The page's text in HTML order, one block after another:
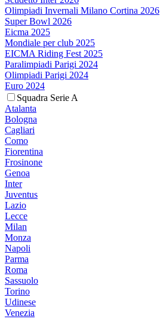
Olimpiadi Invernali Milano Cortina 2026
Super Bowl 2026
Eicma 2025
Mondiale per club 2025
EICMA Riding Fest 2025
Paralimpiadi Parigi 2024
Olimpiadi Parigi 2024
Euro 2024
Squadra Serie A
Atalanta
Bologna
Cagliari
Como
Fiorentina
Frosinone
Genoa
Inter
Juventus
Lazio
Lecce
Milan
Monza
Napoli
Parma
Roma
Sassuolo
Torino
Udinese
Venezia